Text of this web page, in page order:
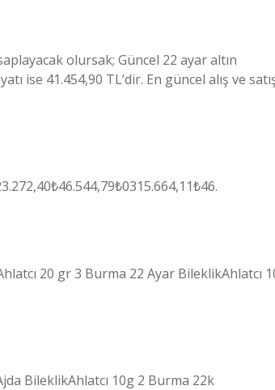
olursak; Güncel 22 ayar altın
ise 41.454,90 TL’dir. En güncel alış ve
20 gr 3 Burma 22 Ayar BileklikAhlatcı
BileklikAhlatcı 10g 2 Burma 22k